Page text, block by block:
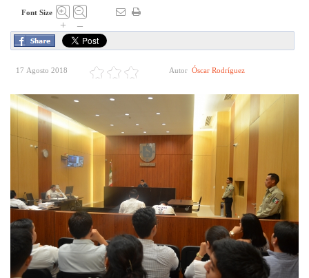
Font Size
+ –
17 Agosto 2018 Autor Óscar Rodríguez